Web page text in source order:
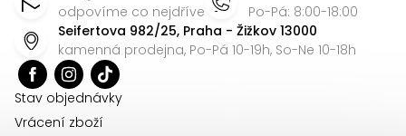
i
s
odpovíme co nejdříve
Po-Pá: 8:00-18:00
Seifertova 982/25, Praha - Žižkov 13000
kamenná prodejna, Po-Pá 10-19h, So-Ne 10-18h
Stav objednávky
Vrácení zboží